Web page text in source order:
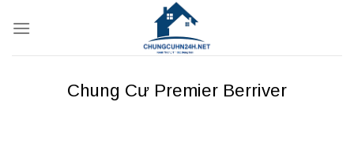
qua
Chung Cư Premier Berriver